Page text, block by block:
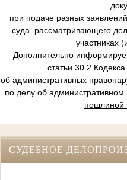
при подаче разных
суда, рассматривающего
участниках
Дополнительно
статьи 30.2
об административных
по делу об
пошлиной
СУДЕБНОЕ